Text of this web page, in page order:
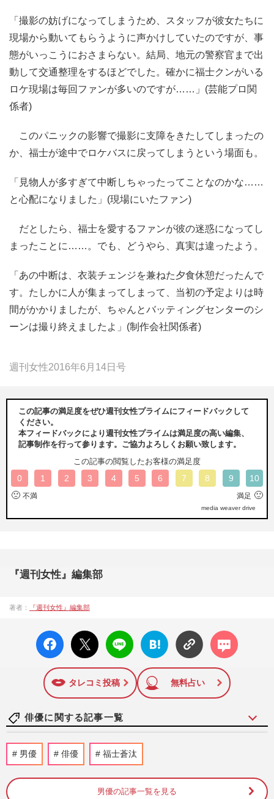
「撮影の妨げになってしまうため、スタッフが彼女たちに
現場から動いてもらうように声かけしていたのですが、事
態がいっこうにおさまらない。結局、地元の警察官まで出
動して交通整理をするほどでした。確かに福士クンがいる
ロケ現場は毎回ファンが多いのですが……」(芸能プロ関
係者)
このパニックの影響で撮影に支障をきたしてしまったの
か、福士が途中でロケバスに戻ってしまうという場面も。
「見物人が多すぎて中断しちゃったってことなのかな……
と心配になりました」(現場にいたファン)
だとしたら、福士を愛するファンが彼の迷惑になってし
まったことに……。でも、どうやら、真実は違ったよう。
「あの中断は、衣装チェンジを兼ねた夕食休憩だったんで
す。たしかに人が集まってしまって、当初の予定よりは時
間がかかりましたが、ちゃんとバッティングセンターのシ
ーンは撮り終えましたよ」(制作会社関係者)
週刊女性2016年6月14日号
この記事の満足度をぜひ週刊女性プライムにフィードバックして
ください。
本フィードバックにより週刊女性プライムは満足度の高い編集、
記事制作を行って参ります。ご協力よろしくお願い致します。
この記事の閲覧したお客様の満足度
0 1 2 3 4 5 6 7 8 9 10
🙁 不満 満足 🙂
media weaver drive
『週刊女性』編集部
著者： 『週刊女性』編集部
facebo
ok い
X ポス
ト
LINE
はてな
ブック
に追加
コメン
ト
タレコミ投稿 無料占い
俳優に関する記事一覧
Netflix『地面師たち』豊川悦司がトラブル
を乗り越え再始動！新作で描くエピソード
週刊女性2026年8月18日・25日号 2026/8/4
男優 俳優 福士蒼汰
男優の記事一覧を見る